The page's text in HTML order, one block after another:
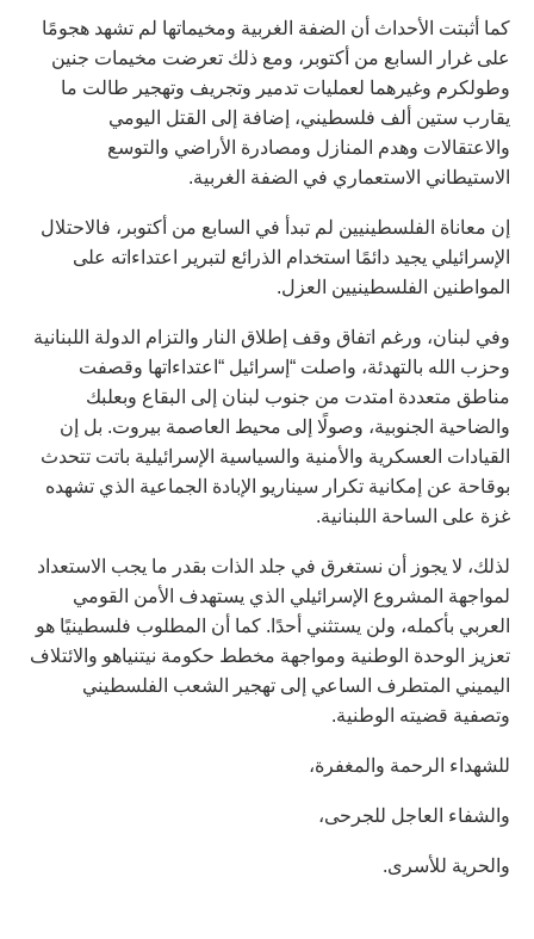
كما أثبتت الأحداث أن الضفة الغربية ومخيماتها لم تشهد هجومًا
على غرار السابع من أكتوبر، ومع ذلك تعرضت مخيمات جنين
وطولكرم وغيرهما لعمليات تدمير وتجريف وتهجير طالت ما
يقارب ستين ألف فلسطيني، إضافة إلى القتل اليومي
والاعتقالات وهدم المنازل ومصادرة الأراضي والتوسع
الاستيطاني الاستعماري في الضفة الغربية.
إن معاناة الفلسطينيين لم تبدأ في السابع من أكتوبر، فالاحتلال
الإسرائيلي يجيد دائمًا استخدام الذرائع لتبرير اعتداءاته على
المواطنين الفلسطينيين العزل.
وفي لبنان، ورغم اتفاق وقف إطلاق النار والتزام الدولة اللبنانية
وحزب الله بالتهدئة، واصلت “إسرائيل “اعتداءاتها وقصفت
مناطق متعددة امتدت من جنوب لبنان إلى البقاع وبعلبك
والضاحية الجنوبية، وصولًا إلى محيط العاصمة بيروت. بل إن
القيادات العسكرية والأمنية والسياسية الإسرائيلية باتت تتحدث
بوقاحة عن إمكانية تكرار سيناريو الإبادة الجماعية الذي تشهده
غزة على الساحة اللبنانية.
لذلك، لا يجوز أن نستغرق في جلد الذات بقدر ما يجب الاستعداد
لمواجهة المشروع الإسرائيلي الذي يستهدف الأمن القومي
العربي بأكمله، ولن يستثني أحدًا. كما أن المطلوب فلسطينيًا هو
تعزيز الوحدة الوطنية ومواجهة مخطط حكومة نيتنياهو والائتلاف
اليميني المتطرف الساعي إلى تهجير الشعب الفلسطيني
وتصفية قضيته الوطنية.
للشهداء الرحمة والمغفرة،
والشفاء العاجل للجرحى،
والحرية للأسرى.